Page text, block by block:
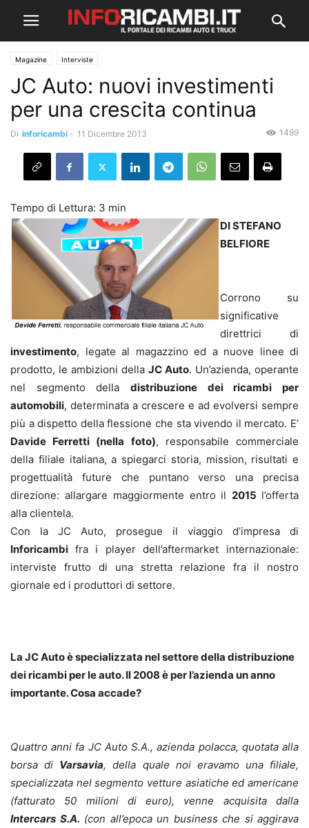
Magazine Interviste
JC Auto: nuovi investimenti
per una crescita continua
Di inforicambi - 11 Dicembre 2013 1499
DI STEFANO
BELFIORE
Corrono su
significative
direttrici di
investimento, legate al magazzino ed a nuove linee di
prodotto, le ambizioni della JC Auto. Un’azienda, operante
nel segmento della distribuzione dei ricambi per
automobili, determinata a crescere e ad evolversi sempre
più a dispetto della flessione che sta vivendo il mercato. E’
Davide Ferretti (nella foto), responsabile commerciale
della filiale italiana, a spiegarci storia, mission, risultati e
progettualità future che puntano verso una precisa
direzione: allargare maggiormente entro il2015 l’offerta
alla clientela.
Con la JC Auto, prosegue il viaggio d’impresa di
Inforicambi fra i player dell’aftermarket internazionale:
interviste frutto di una stretta relazione fra il nostro
giornale ed i produttori di settore.
La JC Auto è specializzata nel settore della distribuzione
dei ricambi per le auto. Il 2008 è per l’azienda un anno
importante. Cosa accade?
Quattro anni fa JC Auto S.A., azienda polacca, quotata alla
borsa di Varsavia, della quale noi eravamo una filiale,
specializzata nel segmento vetture asiatiche ed americane
(fatturato 50 milioni di euro), venne acquisita dalla
Intercars S.A. (con all’epoca un business che si aggirava